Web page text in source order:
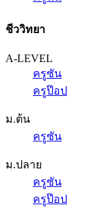
ชีววิทยา
A-LEVEL
ครูซัน
ครูป๊อป
ม.ต้น
ครูซัน
ม.ปลาย
ครูซัน
ครูป๊อป